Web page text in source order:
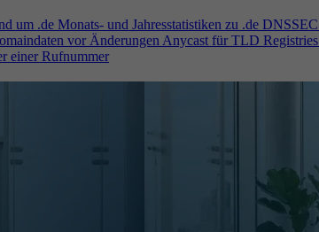
um .de Monats- und Jahresstatistiken zu .de DNSSEC
vor ÄnderungenAnycast für TLD Registries
einer Rufnummer